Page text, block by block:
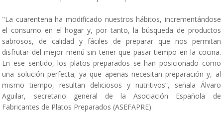
"La cuarentena ha modificado nuestros hábitos, incrementándose
el consumo en el hogar y, por tanto, la búsqueda de productos
sabrosos, de calidad y fáciles de preparar que nos permitan
disfrutar del mejor menú sin tener que pasar tiempo en la cocina.
En ese sentido, los platos preparados se han posicionado como
una solución perfecta, ya que apenas necesitan preparación y, al
mismo tiempo, resultan deliciosos y nutritivos”, señala Álvaro
Aguilar, secretario general de la Asociación Española de
Fabricantes de Platos Preparados (ASEFAPRE).